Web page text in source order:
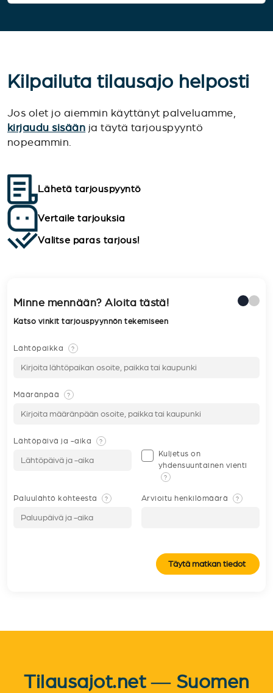
Kilpailuta tilausajo helposti
Jos olet jo aiemmin käyttänyt palveluamme,
kirjaudu sisään ja täytä tarjouspyyntö
nopeammin.
Lähetä tarjouspyyntö
Vertaile tarjouksia
Valitse paras tarjous!
Minne mennään? Aloita tästä!
Katso vinkit tarjouspyynnön tekemiseen
Lähtöpaikka ?
Määränpää ?
Lähtöpäivä ja -aika ?
Kuljetus on
yhdensuuntainen vienti
?
Paluulähtö kohteesta ? Arvioitu henkilömäärä ?
Täytä matkan tiedot
Tilausajot.net — Suomen